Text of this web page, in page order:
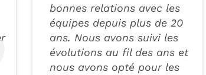
bonnes relations avec les
équipes depuis plus de 20
ans. Nous avons suivi les
évolutions au fil des ans et
nous avons opté pour les